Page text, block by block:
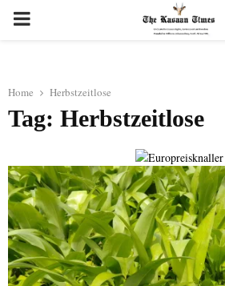
PRIMARY
Home Herbstzeitlose
Tag: Herbstzeitlose